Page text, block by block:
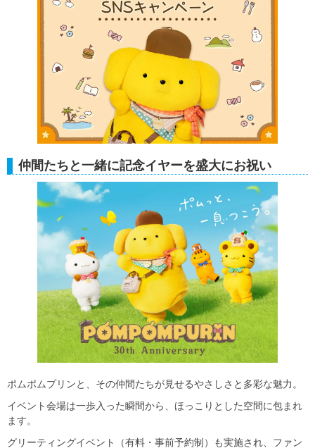
仲間たちと一緒に記念イヤーを盛大にお祝い
ポムポムプリンと、その仲間たちが見せるやさしさと多彩な魅力。
イベント会場は一歩入った瞬間から、ほっこりとした空間に包まれ
ます。
グリーティングイベント（有料・事前予約制）も実施され、ファン